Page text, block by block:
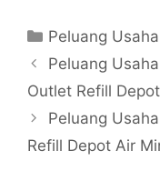
Kategori
Peluang
Peluang
Outlet Refill
Peluang
Refill Depot Air